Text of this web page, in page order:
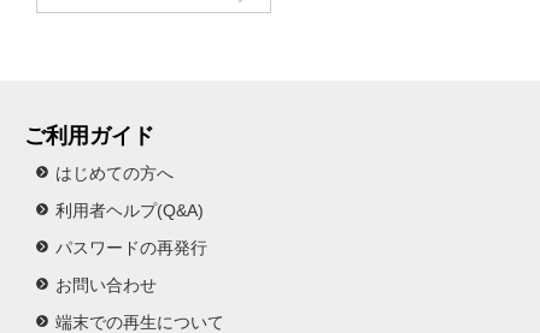
ご利用ガイド
はじめての方へ
利用者ヘルプ(Q&A)
パスワードの再発行
お問い合わせ
端末での再生について